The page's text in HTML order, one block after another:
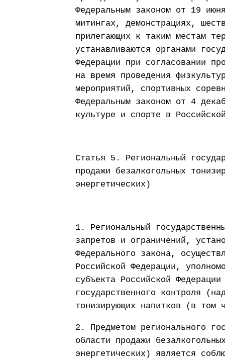
Федеральным законом от 19
митингах, демонстрациях,
прилегающих к таким местам
устанавливаются органами
Федерации при согласовании
на время проведения
мероприятий, спортивных
Федеральным законом от 4
культуре и спорте в
Статья 5. Региональный
продажи безалкогольных
энергетических)
1. Региональный
запретов и ограничений,
Федерального закона,
Российской Федерации,
субъекта Российской
государственного контроля
тонизирующих напитков (в том
2. Предметом регионального
области продажи
энергетических) является